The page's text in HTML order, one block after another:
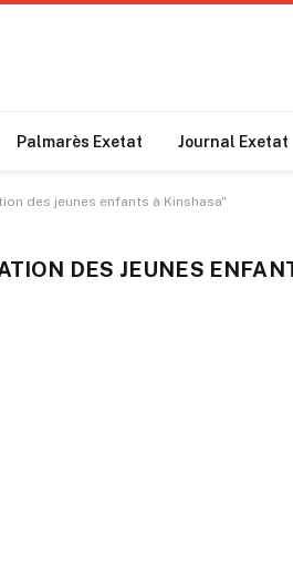
Palmarès Exetat Journal Exetat
des jeunes enfants à Kinshasa"
DES JEUNES